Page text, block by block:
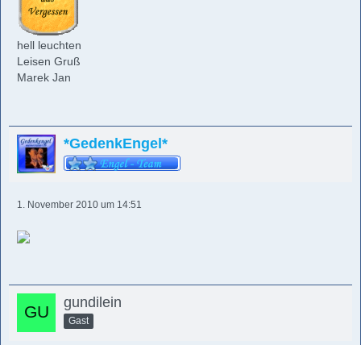
hell leuchten
Leisen Gruß
Marek Jan
*GedenkEngel*
1. November 2010 um 14:51
gundilein
Gast